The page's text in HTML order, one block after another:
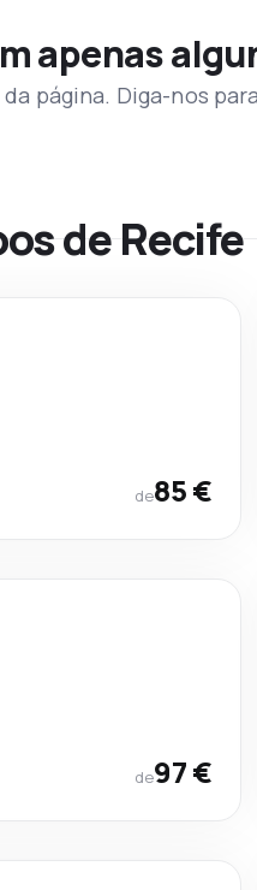
apenas
página. Diga-nos
de Recife
de85 €
de97 €